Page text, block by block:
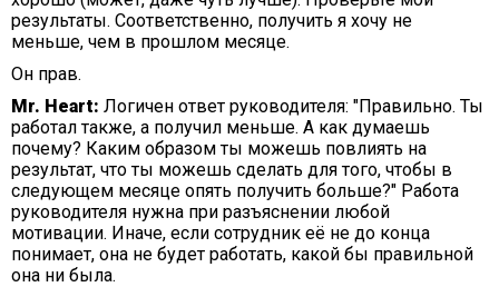
результаты. Соответственно, получить я хочу не
меньше, чем в прошлом месяце.
Он прав.
Mr. Heart: Логичен ответ руководителя: "Правильно. Ты
работал также, а получил меньше. А как думаешь
почему? Каким образом ты можешь повлиять на
результат, что ты можешь сделать для того, чтобы в
следующем месяце опять получить больше?" Работа
руководителя нужна при разъяснении любой
мотивации. Иначе, если сотрудник её не до конца
понимает, она не будет работать, какой бы правильной
она ни была.